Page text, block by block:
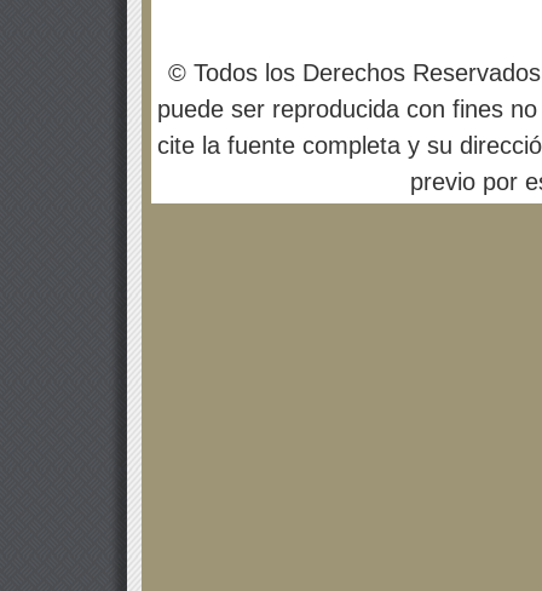
© Todos los Derechos
puede ser reproducida con fines
cite la fuente completa y su
previo por